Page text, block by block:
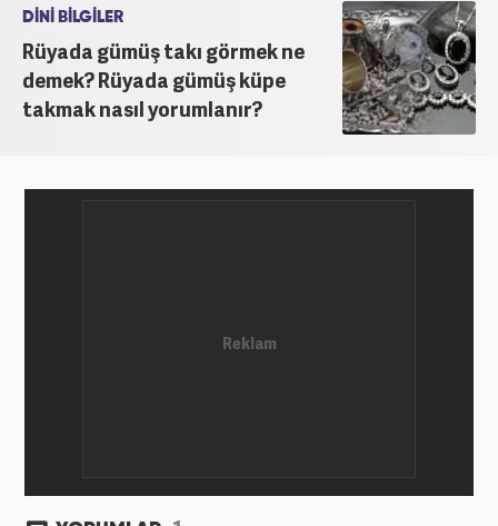
DİNİ BİLGİLER
Rüyada gümüş takı görmek ne
demek? Rüyada gümüş küpe
takmak nasıl yorumlanır?